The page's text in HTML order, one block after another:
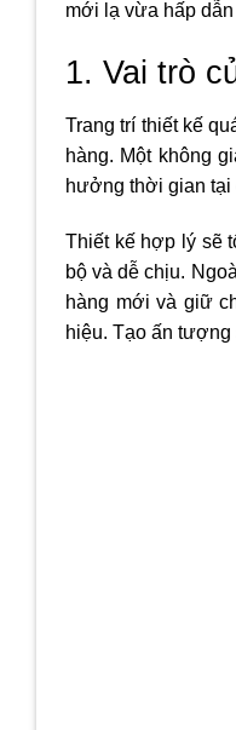
mới lạ vừa hấp
1. Vai trò
Trang trí thiết kế
hàng. Một không
hưởng thời gian tại
Thiết kế hợp lý sẽ
bộ và dễ chịu.
hàng mới và giữ
hiệu. Tạo ấn